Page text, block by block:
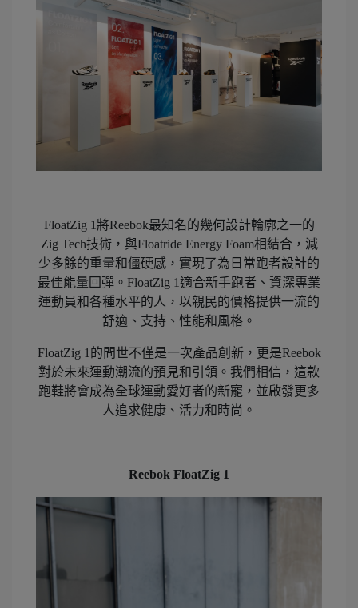
FloatZig 1將Reebok最知名的幾何設計輪廓之一的
Zig Tech技術，與Floatride Energy Foam相結合，減
少多餘的重量和僵硬感，實現了為日常跑者設計的
最佳能量回彈。FloatZig 1適合新手跑者、資深專業
運動員和各種水平的人，以親民的價格提供一流的
舒適、支持、性能和風格。
FloatZig 1的問世不僅是一次產品創新，更是Reebok
對於未來運動潮流的預見和引領。我們相信，這款
跑鞋將會成為全球運動愛好者的新寵，並啟發更多
人追求健康、活力和時尚。
Reebok FloatZig 1